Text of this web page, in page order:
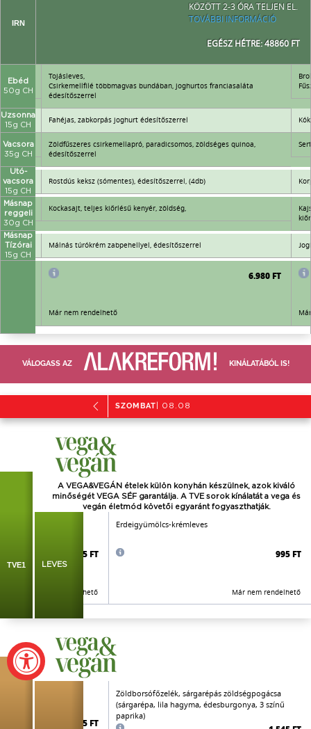
KÖZÖTT 2-3 ÓRA TELJEN EL.
TOVÁBBI INFORMÁCIÓ
EGÉSZ HÉTRE: 48860 FT
IRN
Ebéd
50g CH
Tojásleves,
Csirkemellfilé többmagvas bundában, joghurtos franciasaláta
édesítőszerrel
Uzsonna
15g CH
Fahéjas, zabkorpás joghurt édesítőszerrel
Vacsora
35g CH
Zöldfűszeres csirkemellapró, paradicsomos, zöldséges quinoa,
édesítőszerrel
Utó-
vacsora
15g CH
Rostdús keksz (sómentes), édesítőszerrel, (4db)
Másnap
reggeli
30g CH
Kockasajt, teljes kiőrlésű kenyér, zöldség,
Másnap
Tízórai
15g CH
Málnás túrókrém zabpehellyel, édesítőszerrel
6.980 FT
Már nem rendelhető
VÁLOGASS AZ KINÁLATÁBÓL IS!
SZOMBAT | 08.08
A VEGA&VEGÁN ételek külön konyhán készülnek, azok kiváló
minőségét VEGA SÉF garantálja. A TVE sorok kínálatát a vega és
vegán életmód követői egyarántfogyaszthatják.
TVE1 LEVES
695 FT
Már nem rendelhető
Erdeigyümölcs-krémleves
995 FT
Már nem rendelhető
1.595 FT
Zöldborsófőzelék, sárgarépás zöldségpogácsa
(sárgarépa, lila hagyma, édesburgonya, 3 színű
paprika)